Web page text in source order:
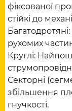
фіксованої
стійкі до
рухомих
Круглі:
Секторні
збільшення
гнучкості.